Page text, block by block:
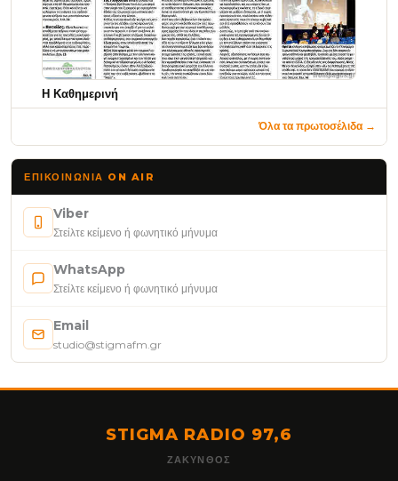
Η Καθημερινή
Όλα τα πρωτοσέλιδα →
ΕΠΙΚΟΙΝΩΝΊΑ ON AIR
Viber
Στείλτε κείμενο ή φωνητικό μήνυμα
WhatsApp
Στείλτε κείμενο ή φωνητικό μήνυμα
Email
studio@stigmafm.gr
STIGMA RADIO 97,6
ΖΆΚΥΝΘΟΣ